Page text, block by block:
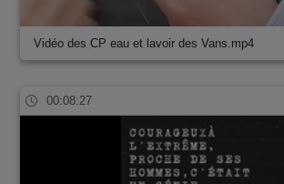
Vidéo des CP eau et lavoir des Vans.mp4
00:08:27